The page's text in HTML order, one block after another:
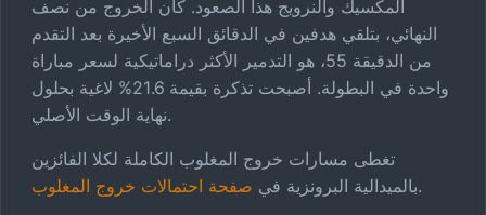
المكسيك والنرويج هذا الصعود. كان الخروج من نصف
النهائي، بتلقي هدفين في الدقائق السبع الأخيرة بعد التقدم
من الدقيقة 55، هو التدمير الأكثر دراماتيكية لسعر مباراة
واحدة في البطولة. أصبحت تذكرة بقيمة 21.6% لاغية بحلول
نهاية الوقت الأصلي.
تغطى مسارات خروج المغلوب الكاملة لكلا الفائزين
بالميدالية البرونزية في صفحة احتمالات خروج المغلوب .